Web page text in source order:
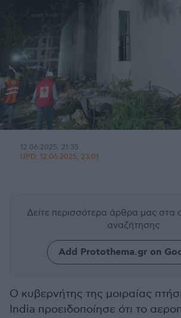
12.06.2025, 21:35
UPD: 12.06.2025, 23:01
Δείτε περισσότερα άρθρα μας στα
αναζήτησης
Add Protothema.gr on
Ο κυβερνήτης της μοιραίας
India προειδοποίησε ότι το